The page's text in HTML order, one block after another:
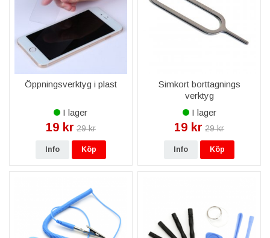
Öppningsverktyg i plast
I lager
19 kr 29 kr
Info Köp
Simkort borttagnings
verktyg
I lager
19 kr 29 kr
Info Köp